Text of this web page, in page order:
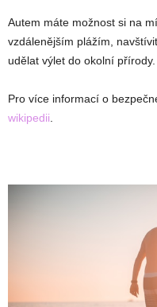
Autem máte možnost si na
vzdálenějším plážím,
udělat výlet do okolní přírody.
Pro více informací o
wikipedii